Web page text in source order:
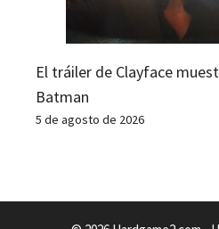
El tráiler de Clayface
Batman
5 de agosto de 2026